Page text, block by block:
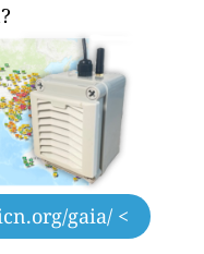
gaia/ <